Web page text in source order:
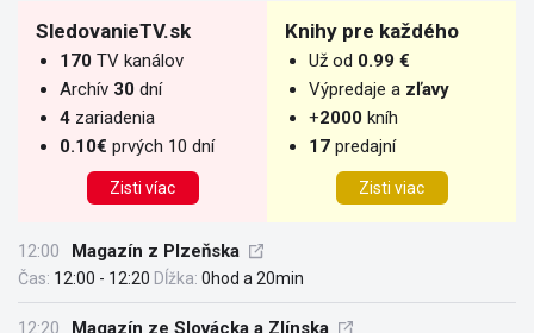
SledovanieTV.sk
170 TV kanálov
Archív 30 dní
4 zariadenia
0.10€ prvých 10 dní
Zisti víac
Knihy pre každého
Už od 0.99 €
Výpredaje a zľavy
+2000 kníh
17 predajní
Zisti viac
12:00 Magazín z Plzeňska
Čas: 12:00 - 12:20 Dĺžka: 0hod a 20min
12:20 Magazín ze Slovácka a Zlínska